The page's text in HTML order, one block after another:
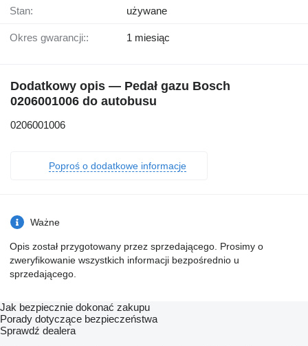
Stan: używane
Okres gwarancji:: 1 miesiąc
Dodatkowy opis — Pedał gazu Bosch
0206001006 do autobusu
0206001006
Poproś o dodatkowe informacje
Ważne
Opis został przygotowany przez sprzedającego. Prosimy o
zweryfikowanie wszystkich informacji bezpośrednio u
sprzedającego.
Jak bezpiecznie dokonać zakupu
Porady dotyczące bezpieczeństwa
Sprawdź dealera